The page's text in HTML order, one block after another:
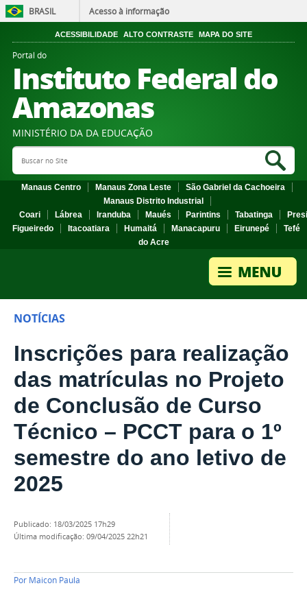
BRASIL Acesso à informação
ACESSIBILIDADE ALTO CONTRASTE MAPA DO SITE
Portal do
Instituto Federal do
Amazonas
MINISTÉRIO DA DA EDUCAÇÃO
Search Site
Manaus Centro Manaus Zona Leste
São Gabriel da Cachoeira
Manaus Distrito Industrial
Coari
Lábrea Iranduba Maués Parintins Tabatinga
Figueiredo
Itacoatiara Humaitá Manacapuru Eirunepé
Tefé
do Acre
NOTÍCIAS
Inscrições para realização
das matrículas no Projeto
de Conclusão de Curso
Técnico – PCCT para o 1º
semestre do ano letivo de
2025
publicado: 18/03/2025 17h29
última modificação: 09/04/2025 22h21
Por Maicon Paula